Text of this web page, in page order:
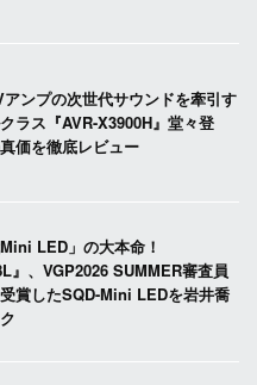
アンプの次世代サウンドを牽引す
ラス『AVR-X3900H』堂々登
価を徹底レビュー
Mini LED」の大本命！
』、VGP2026 SUMMER審査員
賞したSQD-Mini LEDを岩井喬